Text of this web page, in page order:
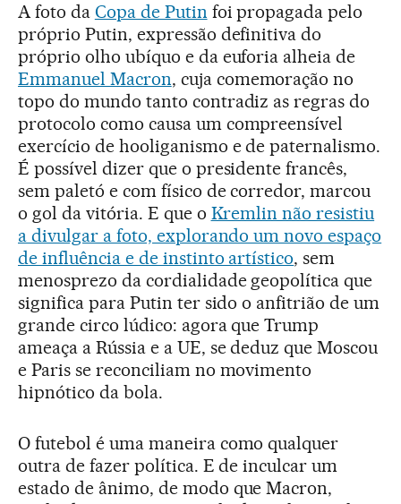
A foto da Copa de Putin foi propagada pelo
próprio Putin, expressão definitiva do
próprio olho ubíquo e da euforia alheia de
Emmanuel Macron, cuja comemoração no
topo do mundo tanto contradiz as regras do
protocolo como causa um compreensível
exercício de hooliganismo e de paternalismo.
É possível dizer que o presidente francês,
sem paletó e com físico de corredor, marcou
o gol da vitória. E que o Kremlin não resistiu
a divulgar a foto, explorando um novo espaço
de influência e de instinto artístico, sem
menosprezo da cordialidade geopolítica que
significa para Putin ter sido o anfitrião de um
grande circo lúdico: agora que Trump
ameaça a Rússia e a UE, se deduz que Moscou
e Paris se reconciliam no movimento
hipnótico da bola.
O futebol é uma maneira como qualquer
outra de fazer política. E de inculcar um
estado de ânimo, de modo que Macron,